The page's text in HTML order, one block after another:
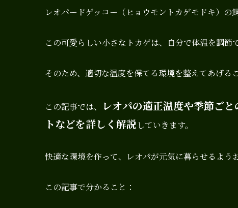
レオパードゲッコー（ヒョウモントカゲモドキ）の
この可愛らしい小さなトカゲは、自分で体温を調節
そのため、適切な温度を保てる環境を整えてあげる
この記事では、
レオパの適正温度や季節ご
トなどを詳しく解説 していきます。
快適な環境を作って、レオパが元気に暮らせるよう
この記事で分かること：